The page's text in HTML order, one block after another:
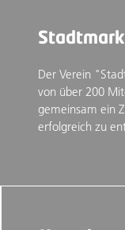
Der Verein
von über 200
gemeinsam ein
erfolgreich zu